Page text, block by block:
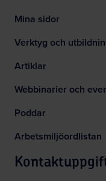
Mina sidor
Verktyg och
Artiklar
Webbinarier och
Poddar
Arbetsmiljöordlistan